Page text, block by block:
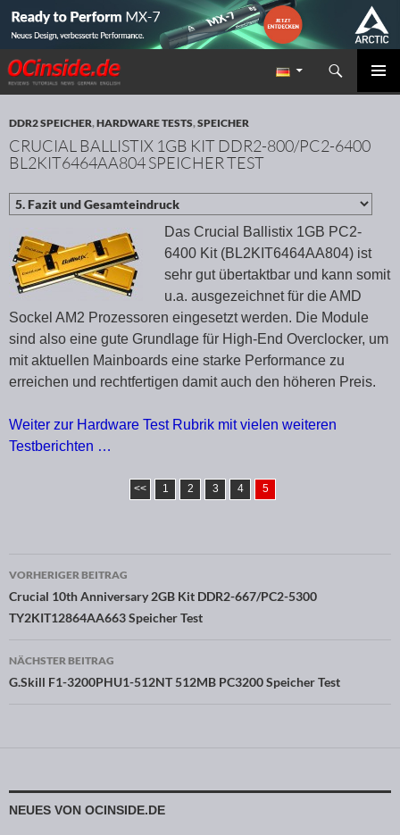
Redaktion ocinside.de PC Hardware Portal
Suchen
ZUM INHALT SPRINGEN
DDR2 SPEICHER,HARDWARE TESTS,SPEICHER
CRUCIAL BALLISTIX 1GB KIT DDR2-800/PC2-6400
BL2KIT6464AA804 SPEICHER TEST
Das Crucial Ballistix 1GB PC2-
6400 Kit (BL2KIT6464AA804) ist
sehr gut übertaktbar und kann somit
u.a. ausgezeichnet für die AMD
Sockel AM2 Prozessoren eingesetzt werden. Die Module
sind also eine gute Grundlage für High-End Overclocker, um
mit aktuellen Mainboards eine starke Performance zu
erreichen und rechtfertigen damit auch den höheren Preis.
Weiter zur Hardware Test Rubrik mit vielen weiteren
Testberichten …
<< 1 2 3 4 5
Beitragsnavigation
VORHERIGER BEITRAG
Crucial 10th Anniversary 2GB Kit DDR2-667/PC2-5300
TY2KIT12864AA663 Speicher Test
NÄCHSTER BEITRAG
G.Skill F1-3200PHU1-512NT 512MB PC3200 Speicher Test
NEUES VON OCINSIDE.DE